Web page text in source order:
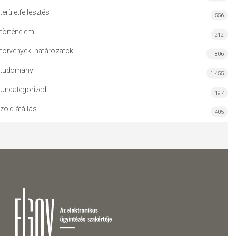
területfejlesztés 556
történelem 212
törvények, határozatok 1 806
tudomány 1 455
Uncategorized 197
zöld átállás 405